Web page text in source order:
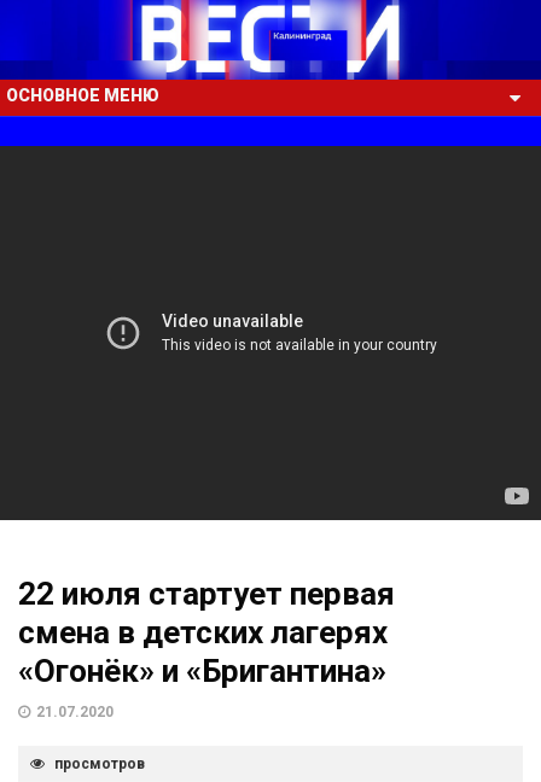
ОСНОВНОЕ МЕНЮ
22 июля стартует первая
смена в детских лагерях
«Огонёк» и «Бригантина»
21.07.2020
просмотров